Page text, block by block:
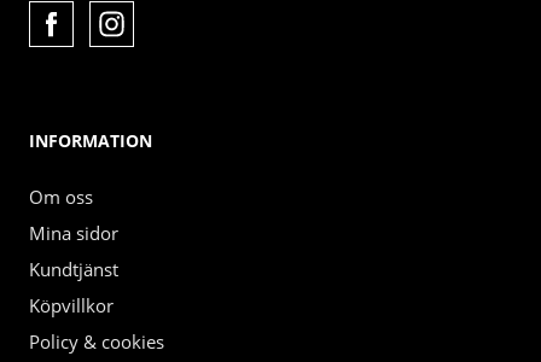
INFORMATION
Om oss
Mina sidor
Kundtjänst
Köpvillkor
Policy & cookies